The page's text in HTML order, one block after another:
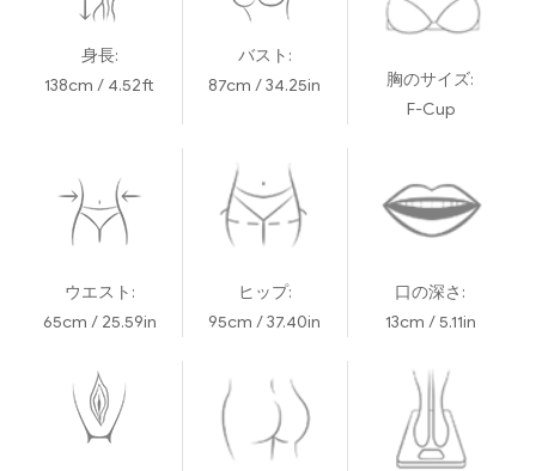
身長:
138cm / 4.52ft
バスト:
87cm / 34.25in
胸のサイズ:
F-Cup
ウエスト:
65cm / 25.59in
ヒップ:
95cm / 37.40in
口の深さ:
13cm / 5.11in